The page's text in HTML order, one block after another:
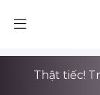
Thật tiếc!